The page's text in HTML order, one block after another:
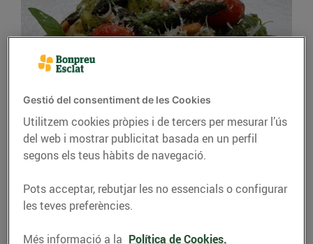
RECEPTES
Nyoquis de patata amb
pesto, espàrrecs i
cirerols
17/d’abril/2020
Gestió del consentiment de les Cookies
Utilitzem cookies pròpies i de tercers per mesurar l’ús
del web i mostrar publicitat basada en un perfil
segons els teus hàbits de navegació.
Pots acceptar, rebutjar les no essencials o configurar
les teves preferències.
Més informació a la Política de Cookies.